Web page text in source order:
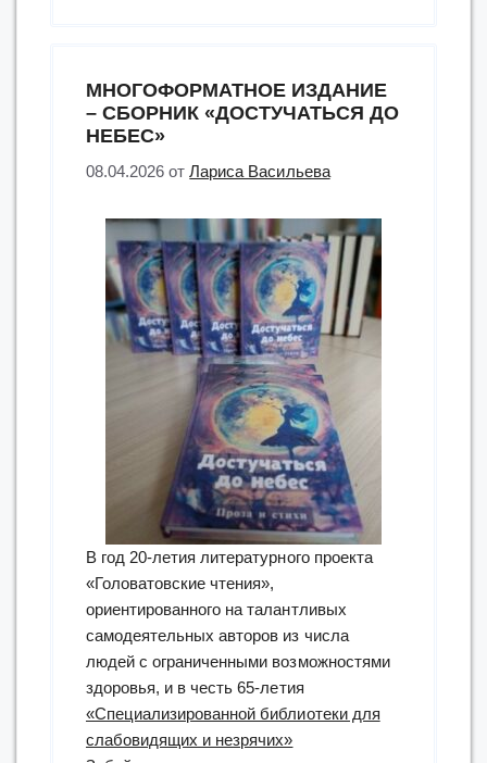
МНОГОФОРМАТНОЕ ИЗДАНИЕ
– СБОРНИК «ДОСТУЧАТЬСЯ ДО
НЕБЕС»
08.04.2026 отЛариса Васильева
В год 20-летия литературного проекта
«Головатовские чтения»,
ориентированного на талантливых
самодеятельных авторов из числа
людей с ограниченными возможностями
здоровья, и в честь 65-летия
«Специализированной библиотеки для
слабовидящих и незрячих»